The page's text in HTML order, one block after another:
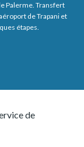
Palerme. Transfert
de Trapani et
étapes.
de